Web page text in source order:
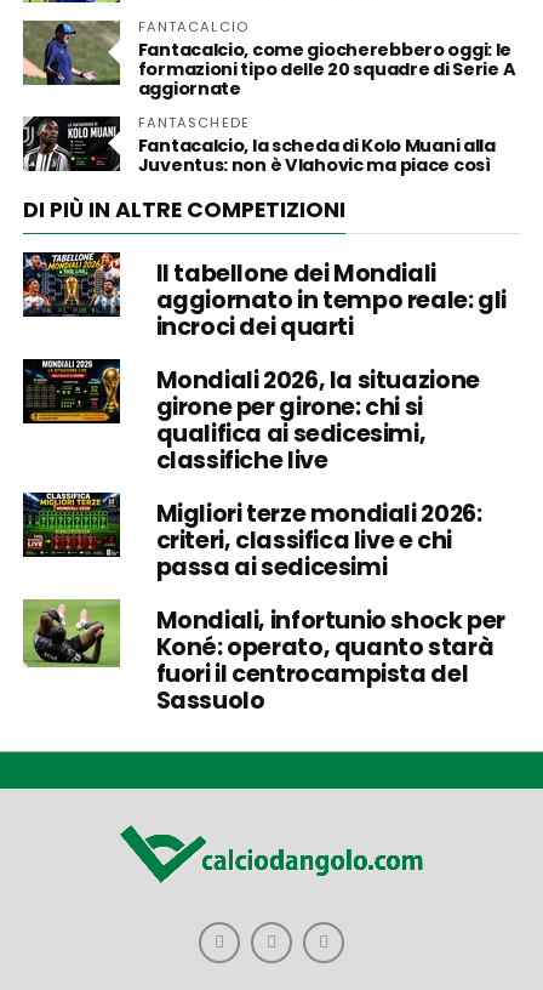
FANTACALCIO
Fantacalcio, come giocherebbero oggi: le
formazioni tipo delle 20 squadre di Serie A
aggiornate
FANTASCHEDE
Fantacalcio, la scheda di Kolo Muani alla
Juventus: non è Vlahovic ma piace così
DI PIÙ IN ALTRE COMPETIZIONI
Il tabellone dei Mondiali
aggiornato in tempo reale: gli
incroci dei quarti
Mondiali 2026, la situazione
girone per girone: chi si
qualifica ai sedicesimi,
classifiche live
Migliori terze mondiali 2026:
criteri, classifica live e chi
passa ai sedicesimi
Mondiali, infortunio shock per
Koné: operato, quanto starà
fuori il centrocampista del
Sassuolo